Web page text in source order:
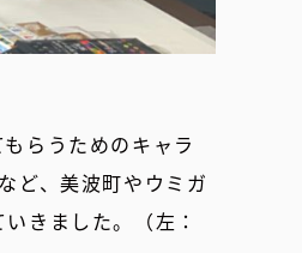
らうためのキャラ
ど、美波町やウミガ
きました。（左：